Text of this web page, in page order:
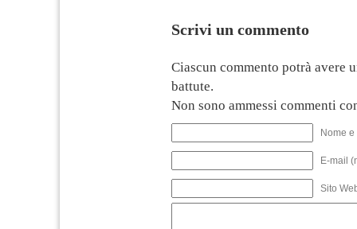
Scrivi un commento
Ciascun commento potrà avere
battute.
Non sono ammessi commenti
Nome
E-mail
Sito